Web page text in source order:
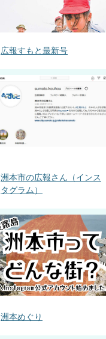
広報すもと最新号
洲本市の広報さん（インス
タグラム）
洲本めぐり